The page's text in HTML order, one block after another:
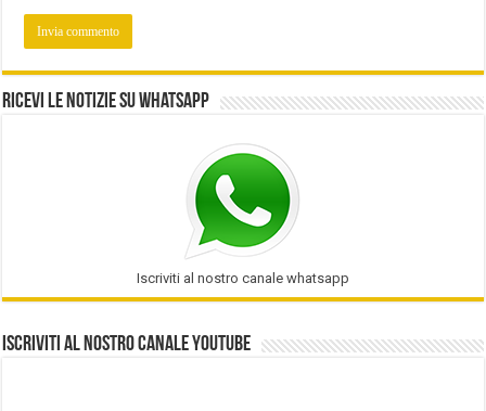
Ricevi le notizie su Whatsapp
Iscriviti al nostro canale whatsapp
Iscriviti al nostro Canale Youtube